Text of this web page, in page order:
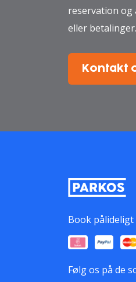
reservation og
eller betalinger.
Kontakt
Book
Følg os på de